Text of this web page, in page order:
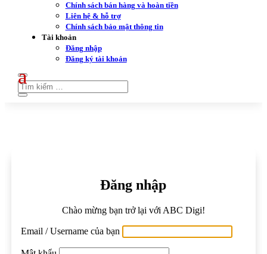
Chính sách bán hàng và hoàn tiền
Liên hệ & hỗ trợ
Chính sách bảo mật thông tin
Tài khoản
Đăng nhập
Đăng ký tài khoản
Đăng nhập
Chào mừng bạn trở lại với ABC Digi!
Email / Username của bạn